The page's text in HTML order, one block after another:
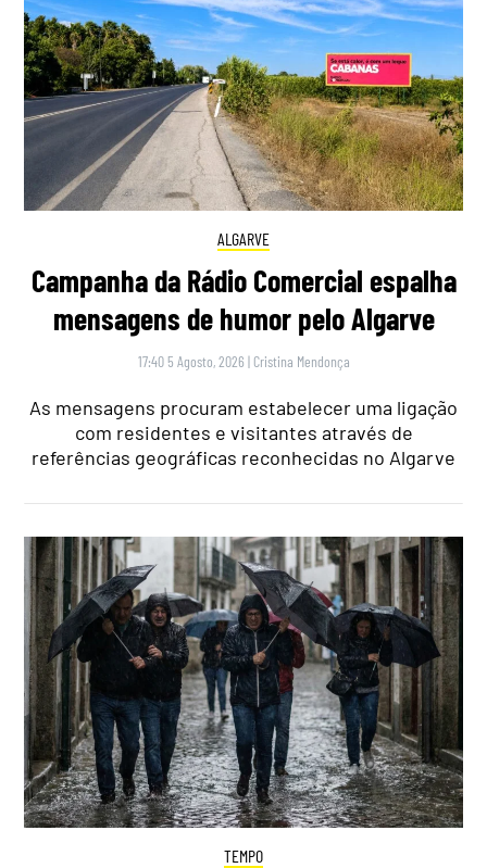
ALGARVE
Campanha da Rádio Comercial espalha
mensagens de humor pelo Algarve
17:40 5 Agosto, 2026 | Cristina Mendonça
As mensagens procuram estabelecer uma ligação
com residentes e visitantes através de
referências geográficas reconhecidas no Algarve
TEMPO